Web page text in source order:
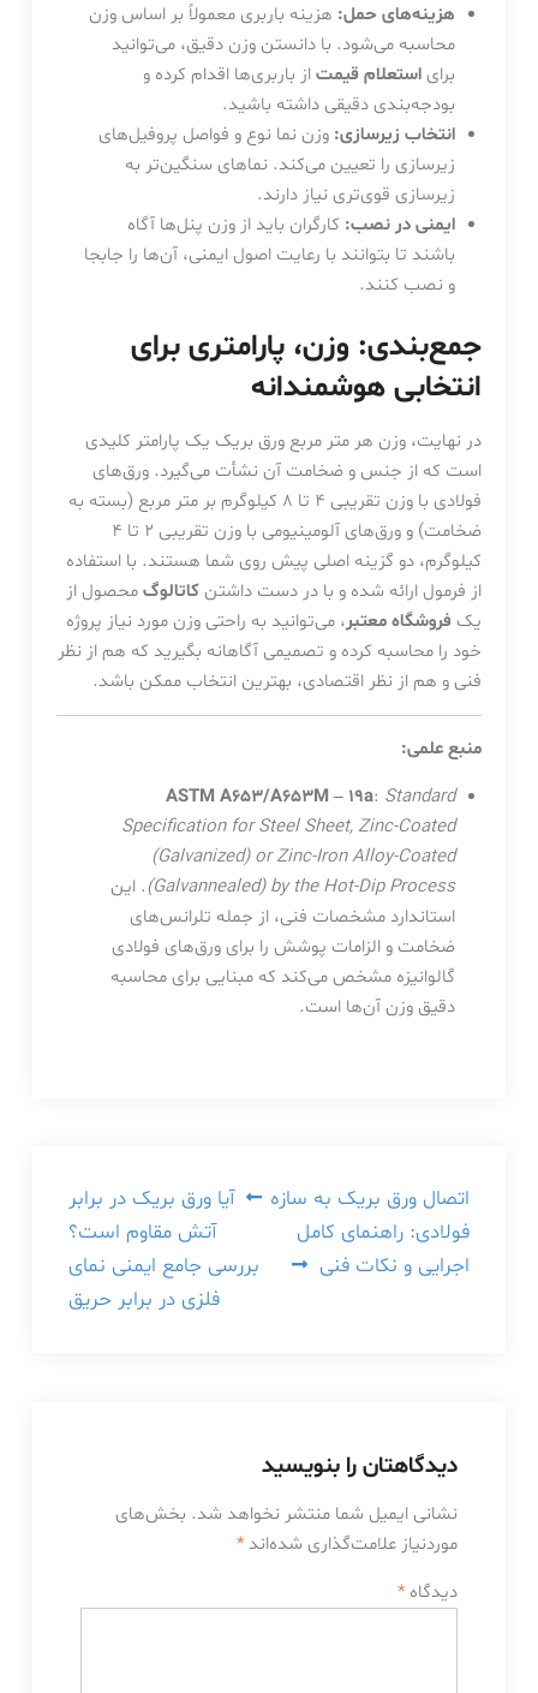
هزینه‌های حمل: هزینه باربری معمولاً بر اساس وزن
محاسبه می‌شود. با دانستن وزن دقیق، می‌توانید
برایاستعلام قیمتاز باربری‌ها اقدام کرده و
بودجه‌بندی دقیقی داشته باشید.
انتخاب زیرسازی: وزن نما نوع و فواصل پروفیل‌های
زیرسازی را تعیین می‌کند. نماهای سنگین‌تر به
زیرسازی قوی‌تری نیاز دارند.
ایمنی در نصب: کارگران باید از وزن پنل‌ها آگاه
باشند تا بتوانند با رعایت اصول ایمنی، آن‌ها را جابجا
و نصب کنند.
جمع‌بندی: وزن، پارامتری برای
انتخابی هوشمندانه
در نهایت، وزن هر متر مربع ورق بریک یک پارامتر کلیدی
است که از جنس و ضخامت آن نشأت می‌گیرد. ورق‌های
فولادی با وزن تقریبی ۴ تا ۸ کیلوگرم بر متر مربع (بسته به
ضخامت) و ورق‌های آلومینیومی با وزن تقریبی ۲ تا ۴
کیلوگرم، دو گزینه اصلی پیش روی شما هستند. با استفاده
از فرمول ارائه شده و با در دست داشتن کاتالوگمحصول از
یک فروشگاه معتبر، می‌توانید به راحتی وزن مورد نیاز پروژه
خود را محاسبه کرده و تصمیمی آگاهانه بگیرید که هم از نظر
فنی و هم از نظر اقتصادی، بهترین انتخاب ممکن باشد.
منبع علمی:
ASTM A653/A653M – 19a: Standard
Specification for Steel Sheet, Zinc-Coated
(Galvanized) or Zinc-Iron Alloy-Coated
(Galvannealed) by the Hot-Dip Process. این
استاندارد مشخصات فنی، از جمله تلرانس‌های
ضخامت و الزامات پوشش را برای ورق‌های فولادی
گالوانیزه مشخص می‌کند که مبنایی برای محاسبه
دقیق وزن آن‌ها است.
راهبری
نوشته
آیا ورق بریک در برابر
آتش مقاوم است؟
بررسی جامع ایمنی نمای
فلزی در برابر حریق
اتصال ورق بریک به سازه
فولادی: راهنمای کامل
اجرایی و نکات فنی
دیدگاهتان را بنویسید
نشانی ایمیل شما منتشر نخواهد شد. بخش‌های
موردنیاز علامت‌گذاری شده‌اند *
دیدگاه *